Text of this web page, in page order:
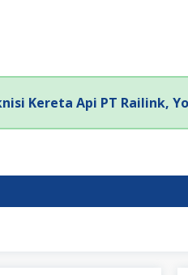
Kereta Api PT Railink,